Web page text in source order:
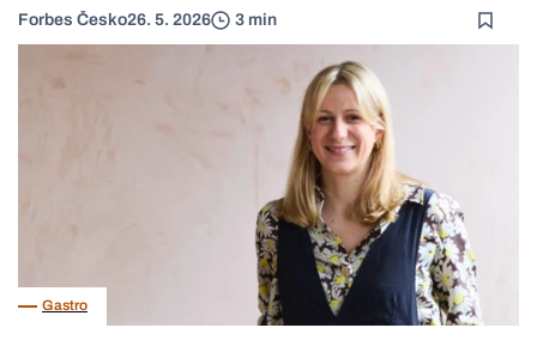
Forbes Česko26. 5. 2026 3 min
Gastro